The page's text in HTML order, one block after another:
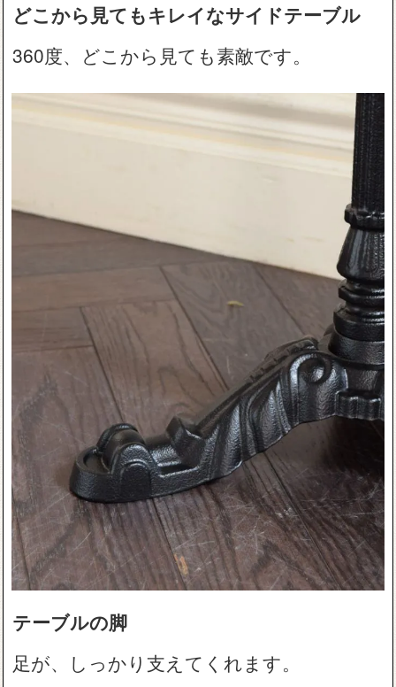
どこから見てもキレイなサイドテーブル
360度、どこから見ても素敵です。
テーブルの脚
足が、しっかり支えてくれます。